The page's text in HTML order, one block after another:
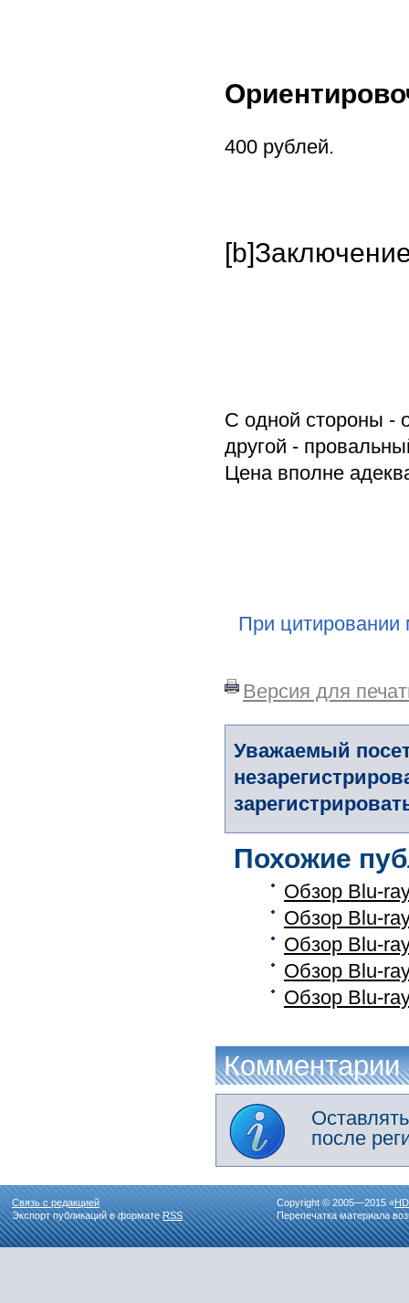
400 рублей.
С одной стороны -
другой -
Цена вполне
При цитировании
Версия для
Уважаемый
Похожие
Обзор Blu-
Обзор Blu-
Обзор Blu-
Обзор Blu-
Обзор Blu-
Комментарии
после
Связь с редакцией
Экспорт публикаций в форматеRSS
Copyright © 2005—2015 «
Перепечатка материала